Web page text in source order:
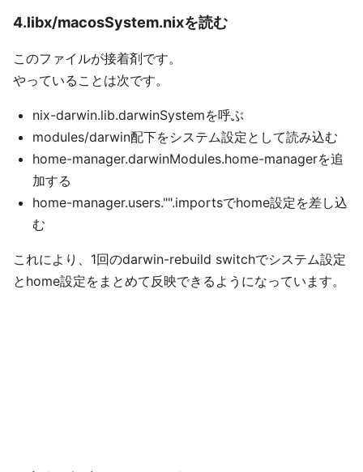
4.libx/macosSystem.nixを読む
このファイルが接着剤です。
やっていることは次です。
nix-darwin.lib.darwinSystemを呼ぶ
modules/darwin配下をシステム設定として読み込む
home-manager.darwinModules.home-managerを追
加する
home-manager.users."".importsでhome設定を差し込
む
これにより、1回のdarwin-rebuild switchでシステム設定
とhome設定をまとめて反映できるようになっています。